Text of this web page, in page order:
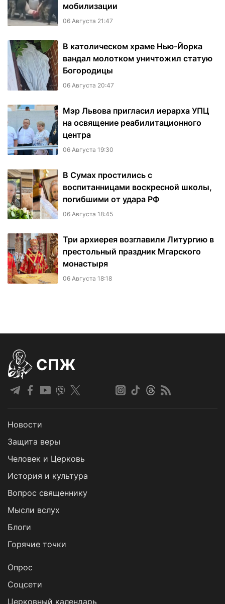
мобилизации
06 Августа 21:47
В католическом храме Нью-Йорка
вандал молотком уничтожил статую
Богородицы
06 Августа 20:47
Мэр Львова пригласил иерарха УПЦ
на освящение реабилитационного
центра
06 Августа 19:30
В Сумах простились с
воспитанницами воскресной школы,
погибшими от удара РФ
06 Августа 18:45
Три архиерея возглавили Литургию в
престольный праздник Мгарского
монастыря
06 Августа 18:18
СПЖ
Новости
Защита веры
Человек и Церковь
История и культура
Вопрос священнику
Мысли вслух
Блоги
Горячие точки
Опрос
Cоцсети
Церковный календарь